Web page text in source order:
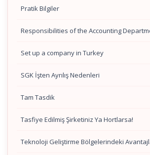
Pratik Bilgiler
Responsibilities of the Accounting
Set up a company in Turkey
SGK İşten Ayrılış Nedenleri
Tam Tasdik
Tasfiye Edilmiş Şirketiniz Ya Hortlarsa!
Teknoloji Geliştirme Bölgelerindeki